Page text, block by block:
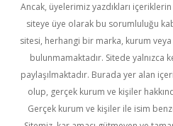
Ancak, üyelerimiz yazdıkları
siteye üye olarak bu sorumluluğu
sitesi, herhangi bir marka, kurum veya
bulunmamaktadır. Sitede yalnızca
paylaşılmaktadır. Burada yer alan
olup, gerçek kurum ve kişiler
Gerçek kurum ve kişiler ile isim